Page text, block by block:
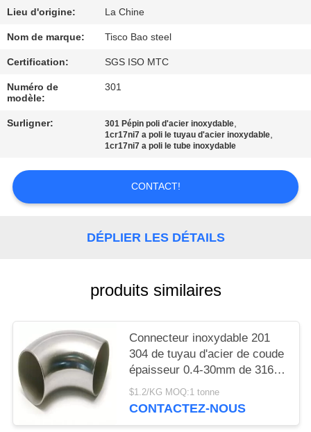
NOUS
CONTACTER
NOUVELLES
DEMANDER
DEVIS
PLAN
POLICY
Lieu d'origine: La Chine
Nom de marque: Tisco Bao steel
Certification: SGS ISO MTC
Numéro de
modèle:
301
Surligner: 301 Pépin poli d'acier inoxydable,
1cr17ni7 a poli le tuyau d'acier inoxydable,
1cr17ni7 a poli le tube inoxydable
CONTACT!
DÉPLIER LES DÉTAILS
produits similaires
Connecteur inoxydable 201
304 de tuyau d'acier de coude
épaisseur 0.4-30mm de 316
industries
$1.2/KG MOQ:1 tonne
CONTACTEZ-NOUS